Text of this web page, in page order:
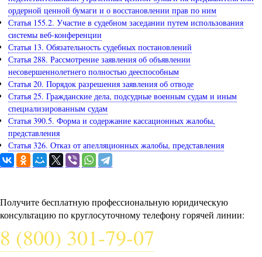
ордерной ценной бумаги и о восстановлении прав по ним
Статья 155.2. Участие в судебном заседании путем использования
системы веб-конференции
Статья 13. Обязательность судебных постановлений
Статья 288. Рассмотрение заявления об объявлении
несовершеннолетнего полностью дееспособным
Статья 20. Порядок разрешения заявления об отводе
Статья 25. Гражданские дела, подсудные военным судам и иным
специализированным судам
Статья 390.5. Форма и содержание кассационных жалобы,
представления
Статья 326. Отказ от апелляционных жалобы, представления
Получите бесплатную профессиональную юридическую
консультацию по круглосуточному телефону горячей линии:
8 (800) 301-79-07